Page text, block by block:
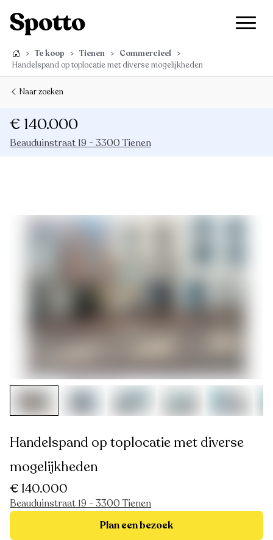
> Te koop > Tienen > Commercieel >
Handelspand op toplocatie met diverse mogelijkheden
Naar zoeken
€ 140.000
Beauduinstraat 19 - 3300 Tienen
Handelspand op toplocatie met diverse
mogelijkheden
€ 140.000
Beauduinstraat 19 - 3300 Tienen
Plan een bezoek